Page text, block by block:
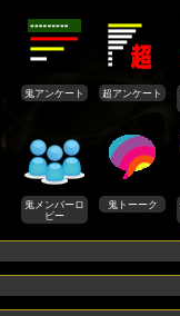
鬼アンケート 超アンケート
鬼メンバーロ
ビー
鬼トーーク